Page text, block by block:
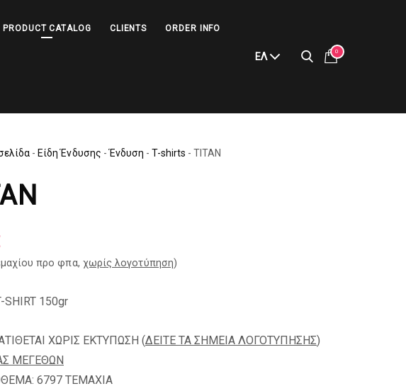
PRODUCT CATALOG CLIENTS ORDER INFO
ΕΛ 0
- Είδη Ένδυσης - Ένδυση - T-shirts - TITAN
προ φπα, χωρίς λογοτύπηση)
SHIRT 150gr
ΧΩΡΙΣ ΕΚΤΥΠΩΣΗ (ΔΕΙΤΕ ΤΑ ΣΗΜΕΙΑ ΛΟΓΟΤΥΠΗΣΗΣ)
ΜΕΓΕΘΩΝ
6797 TEMAXIA